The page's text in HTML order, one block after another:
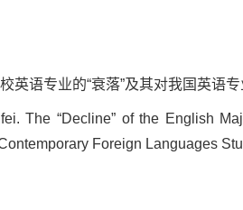
英语专业的“衰落”及其对我国英语
The “Decline” of the English
Foreign Languages